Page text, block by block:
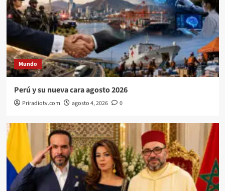
Mundo
Perú y su nueva cara agosto 2026
Priradiotv.com agosto 4, 2026 0